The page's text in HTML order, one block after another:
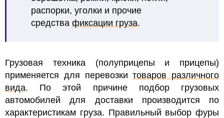
распорки, уголки и прочие
средства фиксации груза.
Грузовая техника (полуприцепы и прицепы)
применяется для перевозкитоваров различного
вида. По этой причине подбор грузовых
автомобилей для доставки производится по
характеристикам груза. Правильный выбор фуры